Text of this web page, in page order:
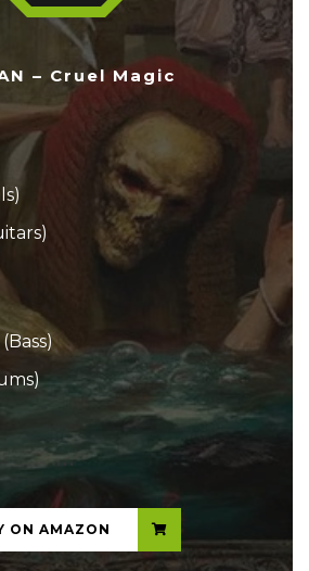
– Cruel Magic
...
ON AMAZON